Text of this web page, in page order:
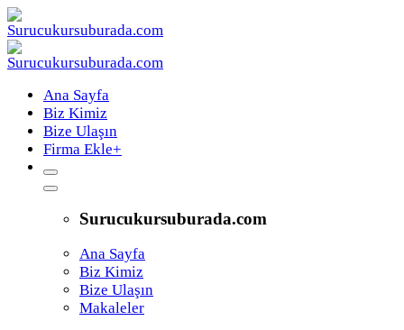
Ana Sayfa
Biz Kimiz
Bize Ulaşın
Firma Ekle+
Surucukursuburada.com
Ana Sayfa
Biz Kimiz
Bize Ulaşın
Makaleler